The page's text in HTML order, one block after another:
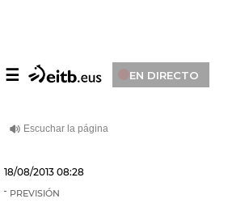
☰ EN DIRECTO
18/08/2013 08:28
PREVISIÓN